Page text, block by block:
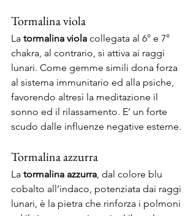
Tormalina viola
La tormalina viola collegata al 6° e 7°
chakra, al contrario, si attiva ai raggi
lunari. Come gemme simili dona forza
al sistema immunitario ed alla psiche,
favorendo altresì la meditazione il
sonno ed il rilassamento. E’ un forte
scudo dalle influenze negative esterne.
Tormalina azzurra
La tormalina azzurra, dal colore blu
cobalto all’indaco, potenziata dai raggi
lunari, è la pietra che rinforza i polmoni